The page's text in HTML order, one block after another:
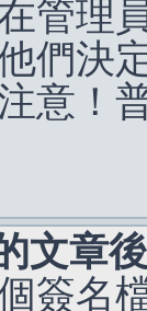
管理
們決
意！
文章
簽名